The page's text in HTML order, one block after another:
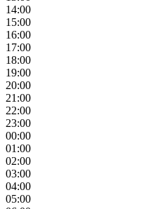
14:00
15:00
16:00
17:00
18:00
19:00
20:00
21:00
22:00
23:00
00:00
01:00
02:00
03:00
04:00
05:00